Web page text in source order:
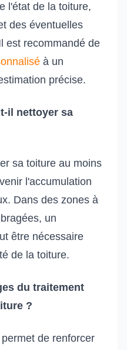
l'état de la toiture,
des éventuelles
est recommandé de
à un
précise.
il nettoyer sa
sa toiture au moins
l'accumulation
Dans des zones à
un
être nécessaire
de la toiture.
du traitement
?
de renforcer